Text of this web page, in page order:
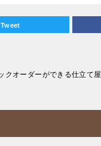
Tweet